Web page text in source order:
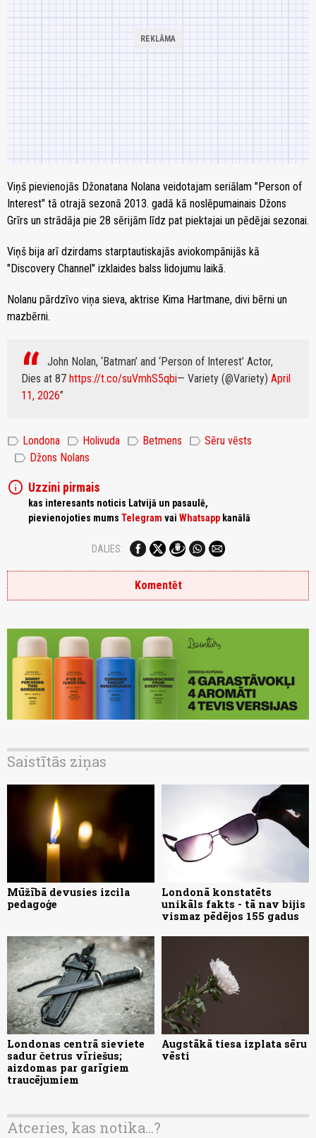
Viņš pievienojās Džonatana Nolana veidotajam seriālam "Person of
Interest" tā otrajā sezonā 2013. gadā kā noslēpumainais Džons
Grīrs un strādāja pie 28 sērijām līdz pat piektajai un pēdējai sezonai.
Viņš bija arī dzirdams starptautiskajās aviokompānijās kā
"Discovery Channel" izklaides balss lidojumu laikā.
Nolanu pārdzīvo viņa sieva, aktrise Kima Hartmane, divi bērni un
mazbērni.
John Nolan, ‘Batman’ and ‘Person of Interest’ Actor,
Dies at 87 https://t.co/suVmhS5qbi— Variety (@Variety) April
11, 2026
label Londona label Holivuda label Betmens label Sēru vēsts
label Džons Nolans
info Uzzini pirmais
kas interesants noticis Latvijā un pasaulē,
pievienojoties mums Telegram vai Whatsapp kanālā
DALIES:
Komentēt
Saistītās ziņas
Mūžībā devusies izcila
pedagoģe
Londonā konstatēts
unikāls fakts - tā nav bijis
vismaz pēdējos 155 gadus
Londonas centrā sieviete
sadur četrus vīriešus;
aizdomas par garīgiem
traucējumiem
Augstākā tiesa izplata sēru
vēsti
Atceries, kas notika...?